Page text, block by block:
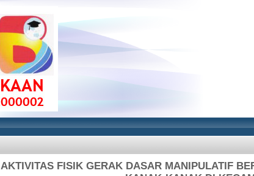
AKTIVITAS FISIK GERAK DASAR MANIPULATIF